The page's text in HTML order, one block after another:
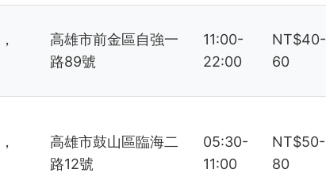
高雄市前金區自強一
路89號
11:00-
22:00
NT$40-
60
高雄市鼓山區臨海二
路12號
05:30-
11:00
NT$50-
80